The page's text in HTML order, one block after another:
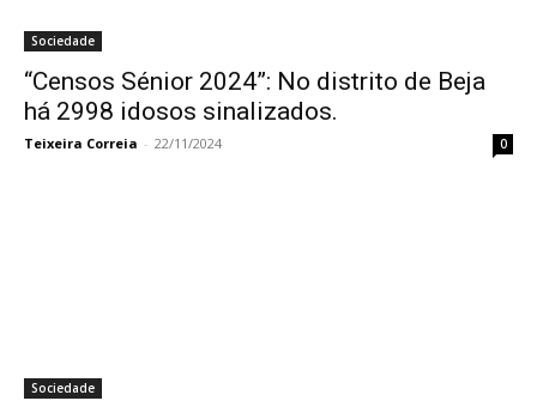
Sociedade
“Censos Sénior 2024”: No distrito de Beja
há 2998 idosos sinalizados.
Teixeira Correia - 22/11/2024 0
Sociedade